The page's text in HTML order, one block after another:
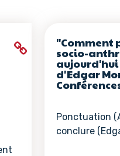
"Comment
socio-
aujourd'hui
d'Edgar
Ponctuation
conclure